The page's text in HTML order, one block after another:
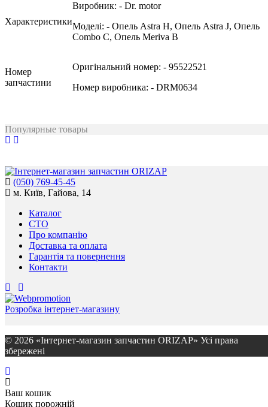
Характеристики
Виробник: - Dr. motor
Моделі: - Опель Astra H, Опель Astra J, Опель
Combo C, Опель Meriva B
Номер
запчастини
Оригінальний номер: - 95522521
Номер виробника: - DRM0634
Популярные товары
(050) 769-45-45
м. Київ, Гайова, 14
Каталог
СТО
Про компанію
Доставка та оплата
Гарантія та повернення
Контакти
Розробка інтернет-магазину
© 2026 «Інтернет-магазин запчастин ORIZAP» Усі права
збережені
Ваш кошик
Кошик порожній